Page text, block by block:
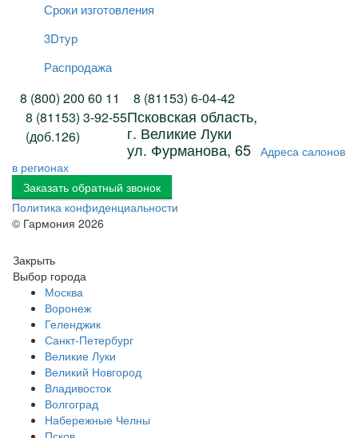
Сроки изготовления
3Dтур
Распродажа
8 (800) 200 60 11 8 (81153) 6-04-42
8 (81153) 3-92-55
(доб.126)
Псковская область,
г. Великие Луки
ул. Фурманова, 65 Адреса салонов
в регионах
Заказать обратный звонок
Политика конфиденциальности
© Гармония 2026
Закрыть
Выбор города
Москва
Воронеж
Геленджик
Санкт-Петербург
Великие Луки
Великий Новгород
Владивосток
Волгоград
Набережные Челны